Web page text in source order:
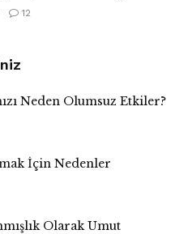
12
Neden Olumsuz Etkiler?
İçin Nedenler
Olarak Umut